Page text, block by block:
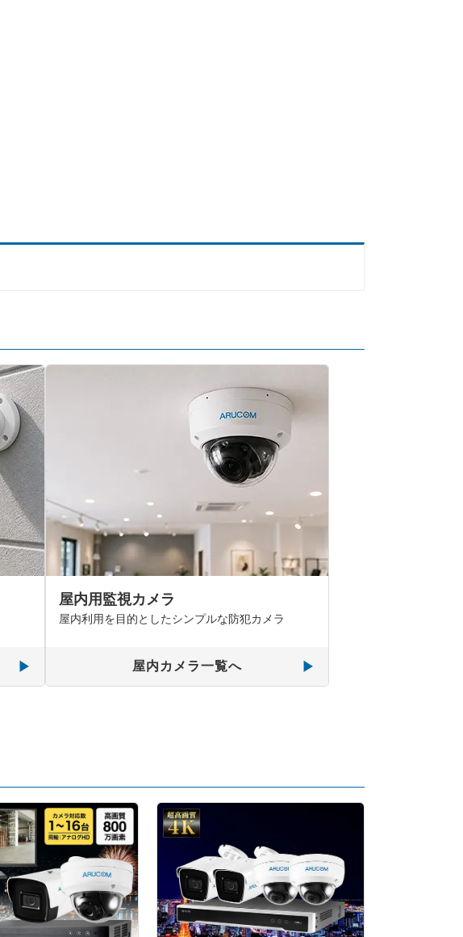
屋内用監視カメラ
屋内利用を目的としたシンプルな防犯カメラ
屋内カメラ一覧へ